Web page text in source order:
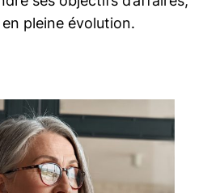
pleine évolution.